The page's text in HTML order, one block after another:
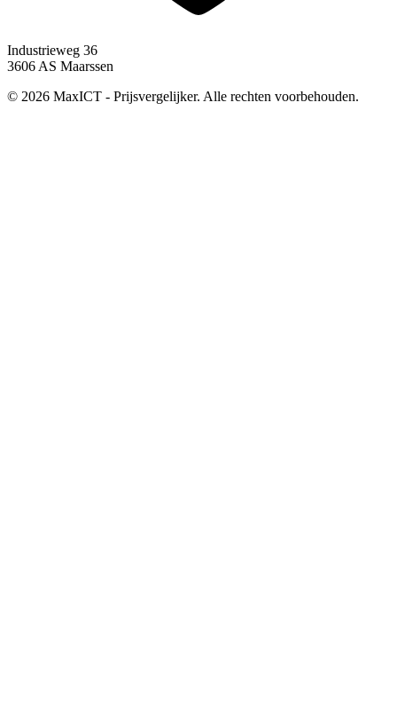
Industrieweg 36
3606 AS Maarssen
© 2026 MaxICT - Prijsvergelijker. Alle rechten voorbehouden.